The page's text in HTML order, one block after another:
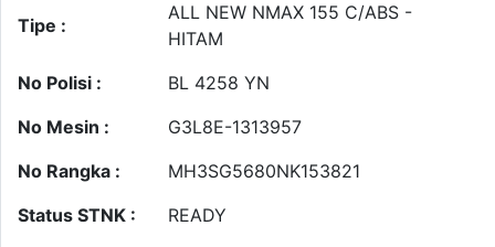
Tipe :
ALL NEW NMAX 155 C/ABS -
HITAM
No Polisi :
BL 4258 YN
No Mesin :
G3L8E-1313957
No Rangka :
MH3SG5680NK153821
Status STNK :
READY